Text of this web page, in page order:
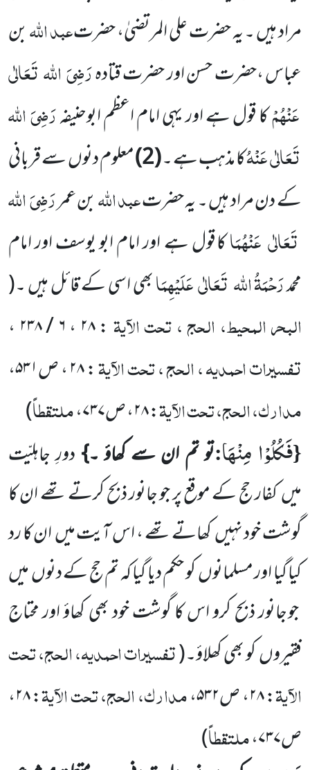
مراد ہیں ۔ یہ حضرت علی المرتضیٰ، حضرتعبد اللہبن
عباس ،حضرت حسن اور حضرت قتادہرَضِیَاللہتَعَالٰی
عَنْہُمْکا قول ہے اور یہی امام اعظم ابوحنیفہرَضِیَاللہ
تَعَالٰیعَنْہُکا مذہب ہے ۔(
2
)معلوم دنوںسے قربانی
کے دن مراد ہیں ۔ یہ حضرتعبد اللہبن عمررَضِیَاللہ
تَعَالٰیعَنْہُمَاکا قول ہے اور امام ابو یوسف اور امام
محمدرَحْمَۃُ اللہتَعَالٰیعَلَیْہِمَابھی اسی کے قائل ہیں ۔(
البحر المحیط، الحج ، تحت الآیۃ : ۲۸ ، ۶ / ۲۳۸ ،
تفسیرات احمدیہ ، الحج ، تحت الآیۃ: ۲۸ ، ص۵۳۱،
مدارک، الحج، تحت الآیۃ: ۲۸، ص۷۳۷، ملتقطاً)
{فَكُلُوْا مِنْهَا:تو تم ان سے کھاؤ ۔}دورِ جاہلیّت
میںکفار حج کے موقع پر جو جانور ذبح کرتے تھے ان کا
گوشت خود نہیںکھاتے تھے ، اس آیت میںان کا رد
کیا گیا اور مسلمانوںکو حکم دیا گیا کہ تم حج کے دنوںمیں
جو جانور ذبح کرو اس کا گوشت خود بھی کھاؤ اور محتاج
فقیروںکو بھی کھلاؤ۔(تفسیرات احمدیہ، الحج، تحت
الآیۃ: ۲۸، ص۵۳۲، مدارک، الحج، تحت الآیۃ
: ۲۸،
ص۷۳۷،
ملتقطاً)